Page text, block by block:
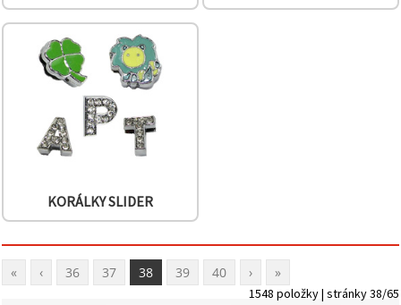
KORÁLKY SLIDER
« ‹ 36 37 38 39 40 › »
1548 položky | stránky 38/65